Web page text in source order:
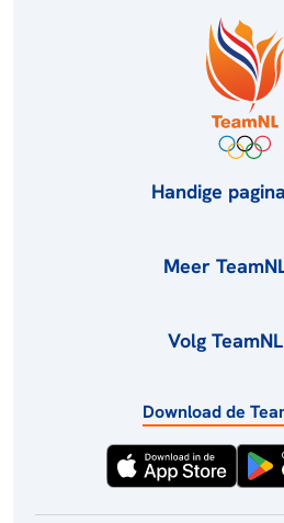
Handige
Meer
Volg TeamNL
Download de